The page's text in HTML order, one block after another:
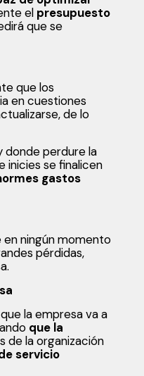
el presupuesto
que se
que los
en cuestiones
de lo
donde perdure la
inicies se finalicen
gastos
ningún momento
pérdidas,
la empresa va a
que la
de la organización
servicio